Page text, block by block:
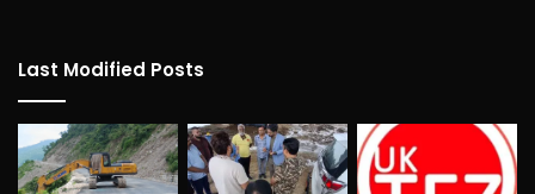
Last Modified Posts